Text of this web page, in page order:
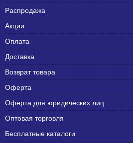
Распродажа
Акции
Оплата
Доставка
Возврат товара
Оферта
Оферта для юридических лиц
Оптовая торговля
Бесплатные каталоги